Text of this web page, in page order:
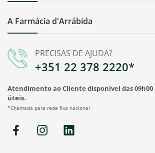
PRECISAS DE AJUDA?
+351 22 378 2220*
Atendimento ao Cliente disponível das 09h00
úteis.
*Chamada para rede fixa nacional
A Farmácia d'Arrábida